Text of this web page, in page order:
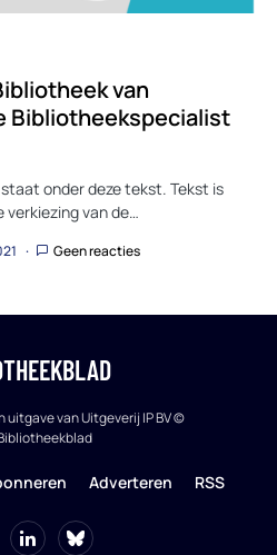
van
Bibliotheekspecialist
onder deze tekst. Tekst is
verkiezing van de…
Geen reacties
uitgave van Uitgeverij IP BV ©
Adverteren RSS